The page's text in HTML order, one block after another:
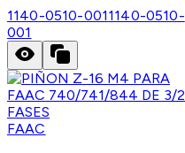
1140-0510-0011140-0510-
001
FAAC